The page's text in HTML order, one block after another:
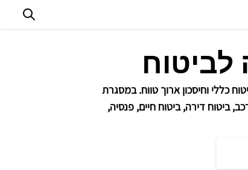
כללי וחיסכון ארוך טווח. במסגרת
ביטוח דירה, ביטוח חיים, פנסיה,